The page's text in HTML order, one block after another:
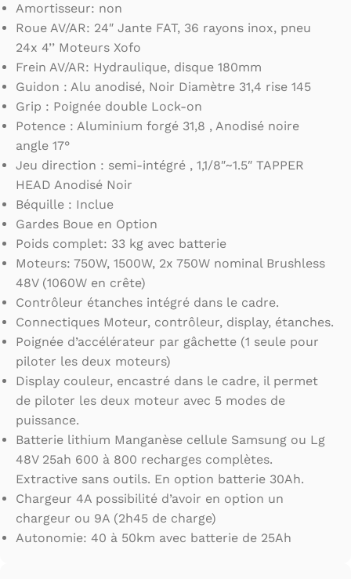
Amortisseur: non
Roue AV/AR: 24″ Jante FAT, 36 rayons inox, pneu
24x 4’’ Moteurs Xofo
Frein AV/AR: Hydraulique, disque 180mm
Guidon : Alu anodisé, Noir Diamètre 31,4 rise 145
Grip : Poignée double Lock-on
Potence : Aluminium forgé 31,8 , Anodisé noire
angle 17°
Jeu direction : semi-intégré , 1,1/8″~1.5″ TAPPER
HEAD Anodisé Noir
Béquille : Inclue
Gardes Boue en Option
Poids complet: 33 kg avec batterie
Moteurs: 750W, 1500W, 2x 750W nominal Brushless
48V (1060W en crête)
Contrôleur étanches intégré dans le cadre.
Connectiques Moteur, contrôleur, display, étanches.
Poignée d’accélérateur par gâchette (1 seule pour
piloter les deux moteurs)
Display couleur, encastré dans le cadre, il permet
de piloter les deux moteur avec 5 modes de
puissance.
Batterie lithium Manganèse cellule Samsung ou Lg
48V 25ah 600 à 800 recharges complètes.
Extractive sans outils. En option batterie 30Ah.
Chargeur 4A possibilité d’avoir en option un
chargeur ou 9A (2h45 de charge)
Autonomie: 40 à 50km avec batterie de 25Ah